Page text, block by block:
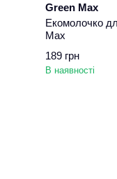
Green Max
Екомолочко
Max
189 грн
В наявності